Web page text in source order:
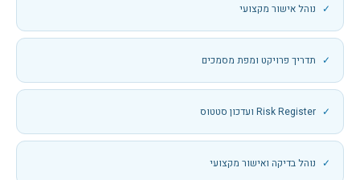
נוהל אישור מקצועי
תדריך פרויקט ומפת מסמכים
Risk Register ועדכון סטטוס
נוהל בדיקה ואישור מקצועי